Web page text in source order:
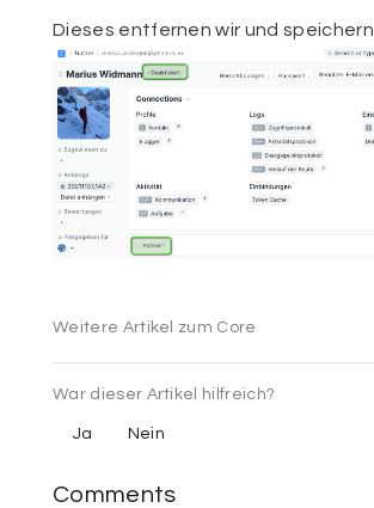
Dieses entfernen wir und speichern.
Weitere Artikel zum Core
War dieser Artikel hilfreich?
Ja Nein
Comments